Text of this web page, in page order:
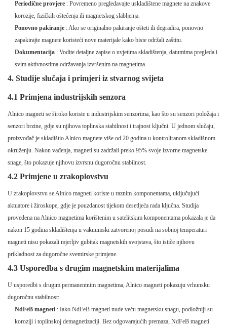
Periodične provjere : Povremeno pregledavajte uskladištene magnete na znakove
korozije, fizičkih oštećenja ili magnetskog slabljenja.
Ponovno pakiranje : Ako se originalno pakiranje ošteti ili degradira, ponovno
zapakirajte magnete koristeći nove materijale kako biste održali zaštitu.
Dokumentacija : Vodite detaljne zapise o uvjetima skladištenja, datumima pregleda i
svim aktivnostima održavanja izvršenim na magnetima.
4. Studije slučaja i primjeri iz stvarnog svijeta
4.1 Primjena industrijskih senzora
Alnico magneti se široko koriste u industrijskim senzorima, kao što su senzori položaja i
senzori brzine, gdje su njihova toplinska stabilnost i trajnost ključni. U jednom slučaju,
proizvođač je skladištio Alnico magnete više od 20 godina u kontroliranom skladišnom
okruženju. Nakon vađenja, magneti su zadržali preko 95% svoje izvorne magnetske
snage, što pokazuje njihovu izvrsnu dugoročnu stabilnost.
4.2 Primjene u zrakoplovstvu
U zrakoplovstvu se Alnico magneti koriste u raznim komponentama, uključujući
aktuatore i žiroskope, gdje je pouzdanost tijekom desetljeća rada ključna. Studija
provedena na Alnico magnetima korištenim u satelitskim komponentama pokazala je da
nakon 15 godina skladištenja u vakuumski zatvorenoj posudi na sobnoj temperaturi
magneti nisu pokazali mjerljiv gubitak magnetskih svojstava, što ističe njihovu
prikladnost za dugoročne svemirske primjene.
4.3 Usporedba s drugim magnetskim materijalima
U usporedbi s drugim permanentnim magnetima, Alnico magneti pokazuju vrhunsku
dugoročnu stabilnost:
NdFeB magneti : Iako NdFeB magneti nude veću magnetsku snagu, podložniji su
koroziji i toplinskoj demagnetizaciji. Bez odgovarajućih premaza, NdFeB magneti